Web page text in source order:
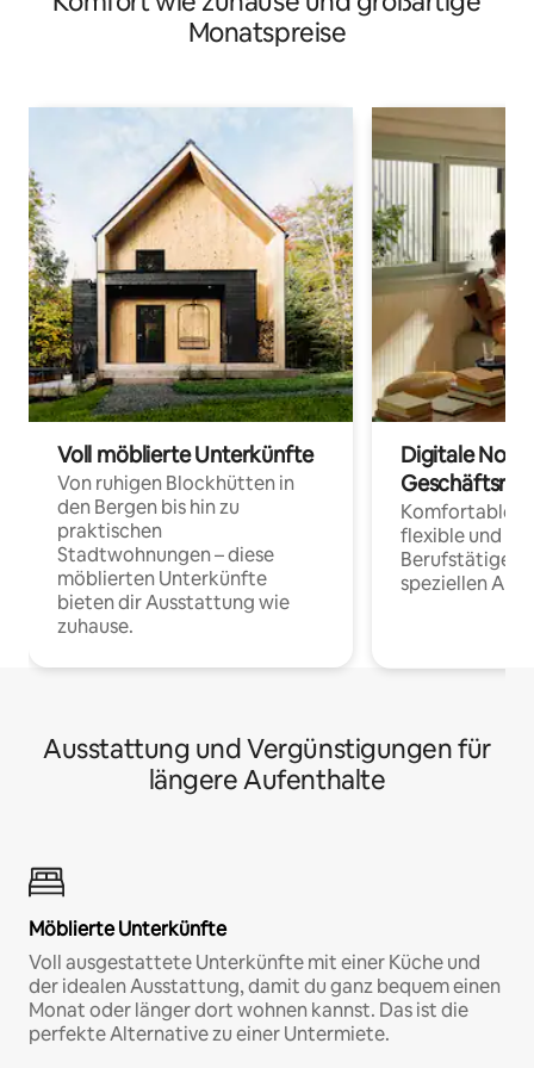
Monatspreise
Voll möblierte Unterkünfte
Von ruhigen Blockhütten in
den Bergen bis hin zu
praktischen
Stadtwohnungen – diese
möblierten Unterkünfte
bieten dir Ausstattung wie
zuhause.
Digitale
Komfortable
flexible und
Berufstätige
speziellen
Ausstattung und Vergünstigungen für
längere Aufenthalte
Möblierte Unterkünfte
Voll ausgestattete Unterkünfte mit einer Küche und
der idealen Ausstattung, damit du ganz bequem einen
Monat oder länger dort wohnen kannst. Das ist die
perfekte Alternative zu einer Untermiete.